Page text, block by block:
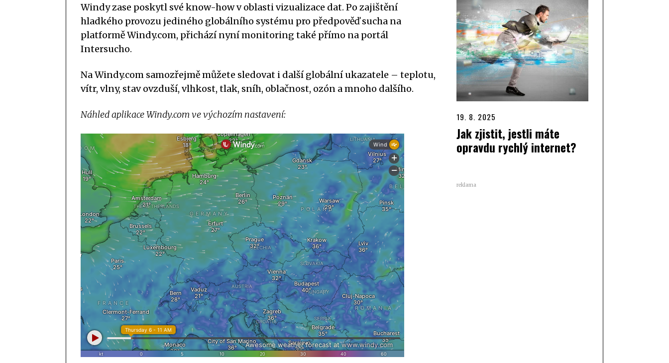
Windy zase poskytl své know-how v oblasti vizualizace dat. Po zajištění
hladkého provozu jediného globálního systému pro předpověď sucha na
platformě Windy.com, přichází nyní monitoring také přímo na portál
Intersucho.
Na Windy.com samozřejmě můžete sledovat i další globální ukazatele – teplotu,
vítr, vlny, stav ovzduší, vlhkost, tlak, sníh, oblačnost, ozón a mnoho dalšího.
Náhled aplikace Windy.com ve výchozím nastavení: 19. 8. 2025
Jak zjistit, jestli máte
opravdu rychlý internet?
reklama